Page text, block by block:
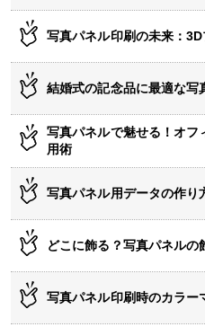
写真パネル印刷の未来：
結婚式の記念品に最適な写
写真パネルで魅せる！オフ
用術
写真パネル用データの作り
どこに飾る？写真パネルの
写真パネル印刷時のカラー